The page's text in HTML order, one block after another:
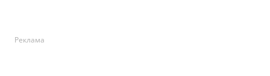
Реклама